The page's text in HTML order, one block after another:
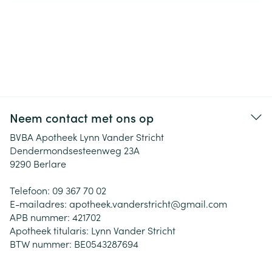
Neem contact met ons op
BVBA Apotheek Lynn Vander Stricht
Dendermondsesteenweg 23A
9290 Berlare
Telefoon: 09 367 70 02
E-mailadres: apotheek.vanderstricht@gmail.com
APB nummer: 421702
Apotheek titularis: Lynn Vander Stricht
BTW nummer: BE0543287694